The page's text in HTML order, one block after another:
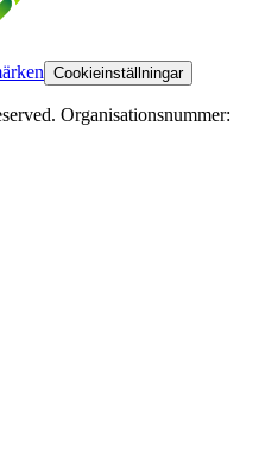
Cookieinställningar
Organisationsnummer: